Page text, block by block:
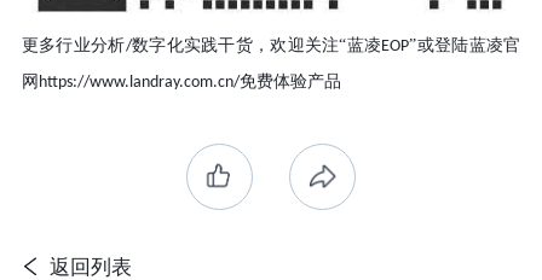
更多行业分析/数字化实践干货 ，欢迎关注“蓝凌 EOP”或登陆蓝凌官
网 https://www.landray.com.cn/免费体验产品
返回列表